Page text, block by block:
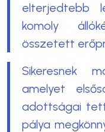
elterjedtebb
komoly
összetett
Sikeresnek
amelyet
adottságai
pálya